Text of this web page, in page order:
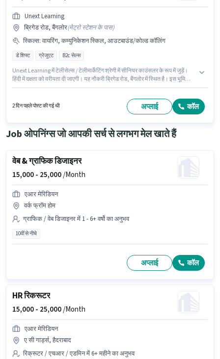
Unext Learning
ब्रिगेड रोड, बैंगलोर(मेट्रो स्टेशन के पास)
स्किल्स: वायरिंग, कम्युनिकेशन स्किल, आउटबाउंड/कोल्ड कॉलिंग
डे शिफ्ट ग्रेजुएट B2c सेल्स
Unext Learning में टेलीसेल्स / टेलीमार्केटिंग श्रेणी में सीनियर काउंसलर के रूप में जुड़ें।
हिंदी में दक्षता को वरीयता दी जाएगी। यह नौकरी ब्रिगेड रोड, बैंगलोर में स्थित है। इस भूमिका
2 दिन पहले पोस्ट की गई थी अप्लाई कॉल
Job ओपनिंग्स जो आपकी सर्च से लगभग मेल खाते हैं
वेब & ग्राफिक डिजाइनर
15,000 - 25,000/Month
एआर मेरिडियन
वर्क फ्रॉम होम
ग्राफिक / वेब डिजाइनर में 1 - 6+ वर्षो का अनुभव
10वीं से नीचे
अप्लाई कॉल
HR रिकरूटर
15,000 - 25,000/Month
एआर मेरिडियन
ए सी गार्ड्स, हैदराबाद
रिक्रूटर / एचआर / एडमिन में 6+ महीने का अनुभव